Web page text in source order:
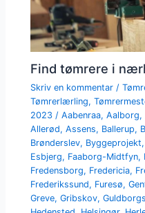
Find tømrere i
Skriv en kommentar /
Tømrerlærling,
2023 /Aabenraa,Aalborg,
Allerød,Assens, Ballerup,
Brønderslev, Byggeprojekt,
Esbjerg, Faaborg-Midtfyn,
Fredensborg, Fredericia,
Frederikssund, Furesø,
Greve,Gribskov,